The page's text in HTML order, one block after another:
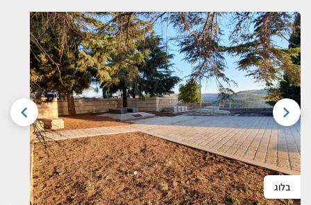
בלוג